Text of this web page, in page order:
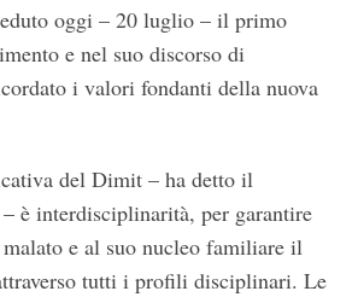
oggi – 20 luglio – il primo
e nel suo discorso di
i valori fondanti della nuova
del Dimit – ha detto il
è interdisciplinarità, per garantire
e al suo nucleo familiare il
tutti i profili disciplinari. Le